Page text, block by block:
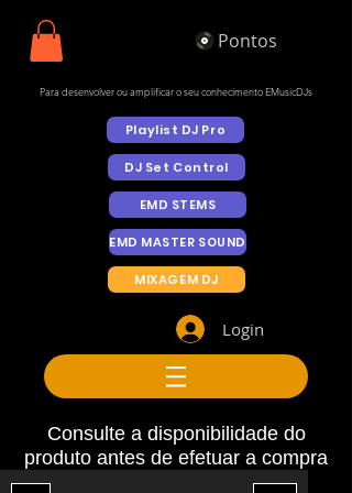
Pontos
Para desenvolver ou amplificar o seu conhecimento EMusicDJs
Playlist DJ Pro
DJ Set Control
EMD STEMS
EMD MASTER SOUND
MIXAGEM DJ
Login
Consulte a disponibilidade do
produto antes de efetuar a compra